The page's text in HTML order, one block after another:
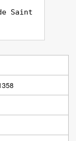
Saint